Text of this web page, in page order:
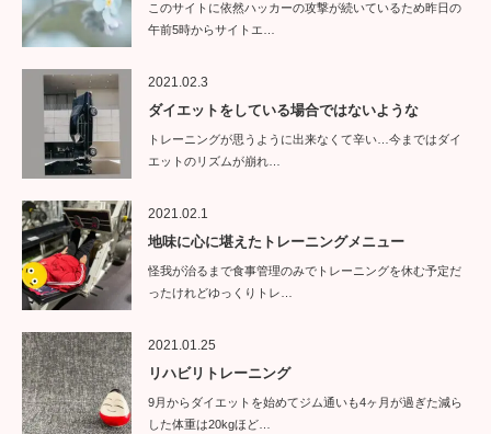
このサイトに依然ハッカーの攻撃が続いているため昨日の
午前5時からサイトエ…
2021.02.3
ダイエットをしている場合ではないような
トレーニングが思うように出来なくて辛い…今まではダイ
エットのリズムが崩れ…
2021.02.1
地味に心に堪えたトレーニングメニュー
怪我が治るまで食事管理のみでトレーニングを休む予定だ
ったけれどゆっくりトレ…
2021.01.25
リハビリトレーニング
9月からダイエットを始めてジム通いも4ヶ月が過ぎた減ら
した体重は20kgほど…